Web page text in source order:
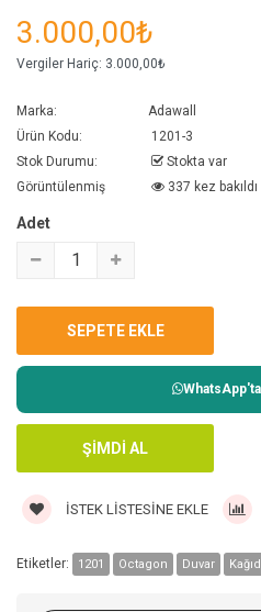
3.000,00₺
Vergiler Hariç: 3.000,00₺
Marka:
Adawall
Ürün Kodu:
1201-3
Stok Durumu:
Stokta var
Görüntülenmiş
337 kez bakıldı
Adet
İSTEK LISTESINE EKLE
Etiketler: 1201 Octagon Duvar